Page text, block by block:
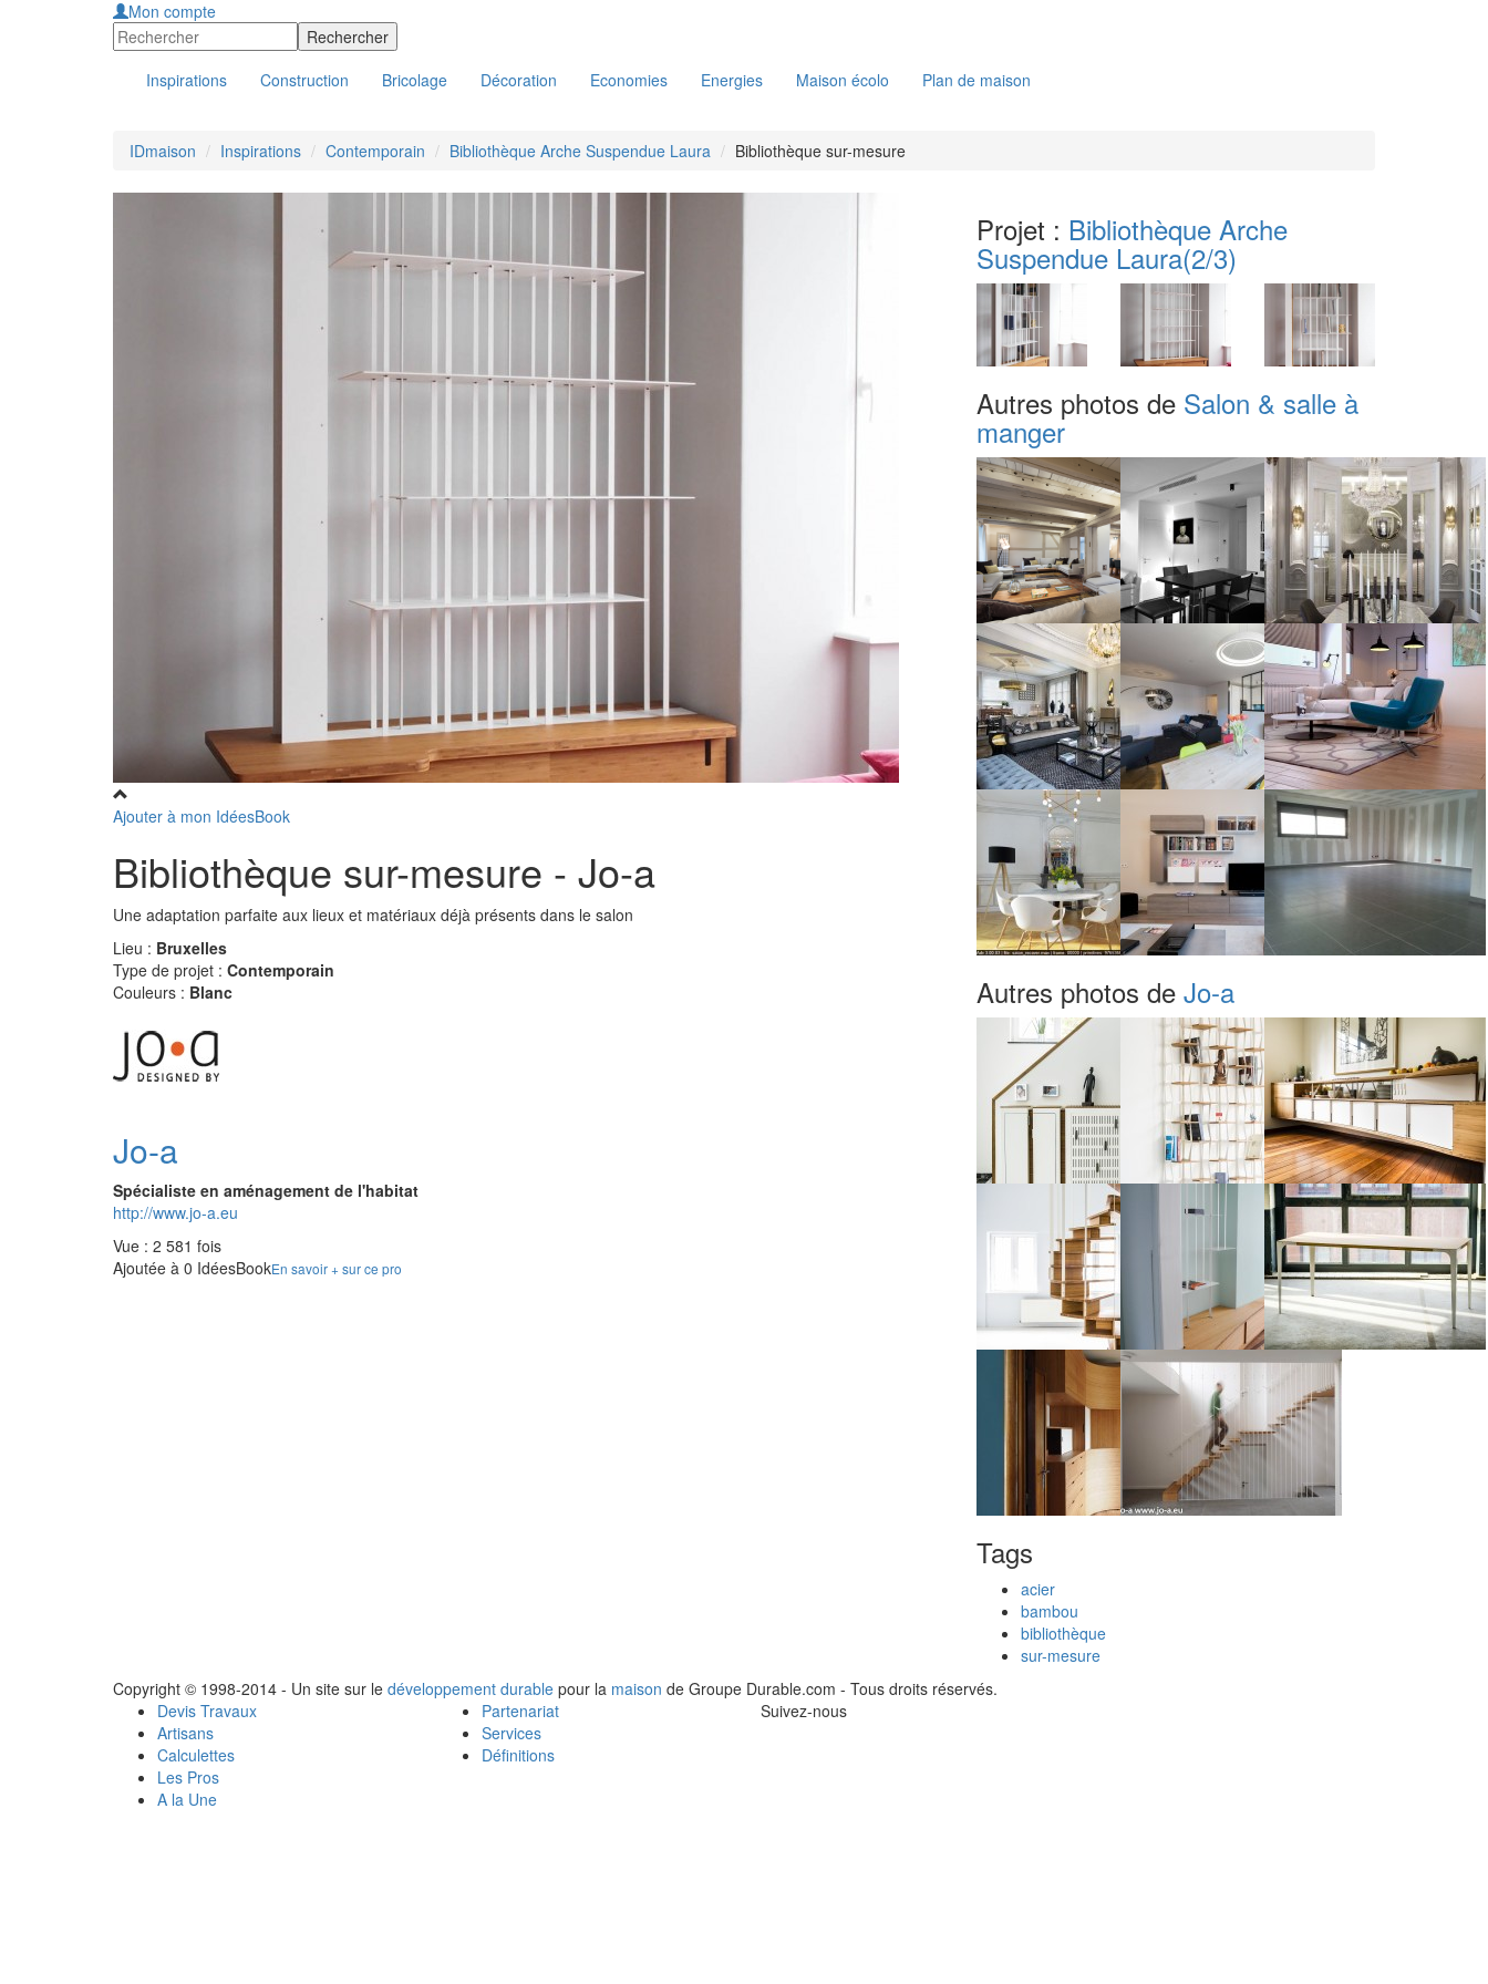
Mon compte
Inspirations Construction Bricolage Décoration Economies Energies Maison écolo Plan de maison
IDmaison Inspirations Contemporain Bibliothèque Arche Suspendue Laura Bibliothèque sur-mesure
Ajouter à mon IdéesBook
Bibliothèque sur-mesure - Jo-a
Une adaptation parfaite aux lieux et matériaux déjà présents dans le salon
Lieu : Bruxelles
Type de projet : Contemporain
Couleurs : Blanc
Jo-a
Spécialiste en aménagement de l'habitat
http://www.jo-a.eu
Vue : 2 581 fois
Ajoutée à 0 IdéesBookEn savoir + sur ce pro
Projet : Bibliothèque Arche
Suspendue Laura(2/3)
Autres photos de Salon & salle à
manger
Autres photos de Jo-a
Tags
acier
bambou
bibliothèque
sur-mesure
Copyright © 1998-2014 - Un site sur le développement durable pour la maison de Groupe Durable.com - Tous droits réservés.
Devis Travaux
Artisans
Calculettes
Les Pros
A la Une
Partenariat
Services
Définitions
Suivez-nous